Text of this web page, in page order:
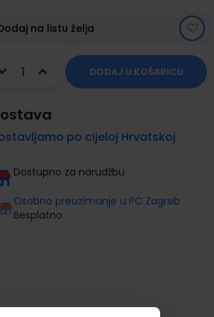
na listu želja
DODAJ U KOŠARICU
po cijeloj Hrvatskoj
Dostupno za narudžbu
Osobno preuzimanje u PC Zagreb
Besplatno